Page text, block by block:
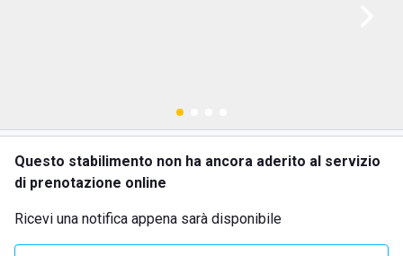
Questo stabilimento non ha ancora aderito al servizio
di prenotazione online
Ricevi una notifica appena sarà disponibile